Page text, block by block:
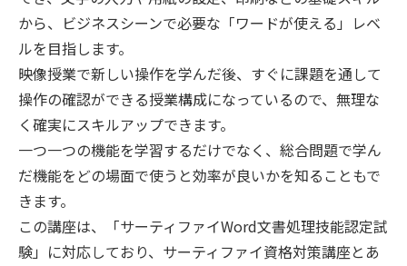
から、ビジネスシーンで必要な「ワードが使える」レベ
ルを目指します。
映像授業で新しい操作を学んだ後、すぐに課題を通して
操作の確認ができる授業構成になっているので、無理な
く確実にスキルアップできます。
一つ一つの機能を学習するだけでなく、総合問題で学ん
だ機能をどの場面で使うと効率が良いかを知ることもで
きます。
この講座は、「サーティファイWord文書処理技能認定試
験」に対応しており、サーティファイ資格対策講座とあ